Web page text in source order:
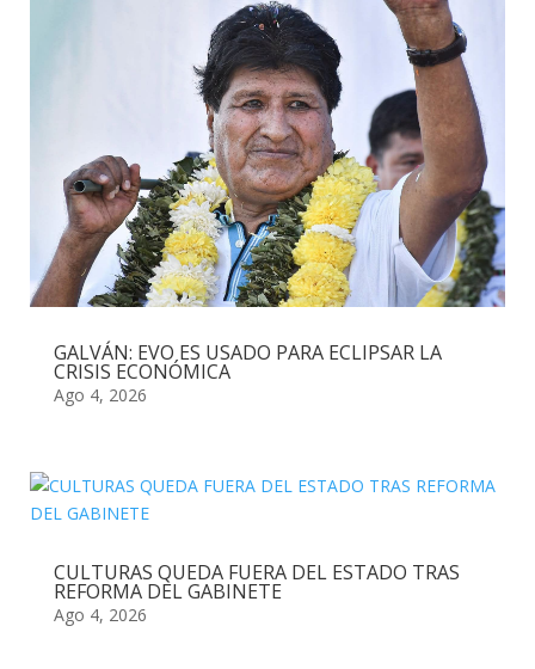
GALVÁN: EVO ES USADO PARA ECLIPSAR LA
CRISIS ECONÓMICA
Ago 4, 2026
CULTURAS QUEDA FUERA DEL ESTADO TRAS
REFORMA DEL GABINETE
Ago 4, 2026